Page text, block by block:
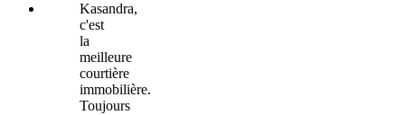
Kasandra,
c'est
la
meilleure
courtière
immobilière.
Toujours